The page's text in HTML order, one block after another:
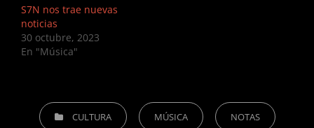
S7N nos trae nuevas
noticias
30 octubre, 2023
En "Música"
CATEGORIESCULTURA MÚSICA NOTAS